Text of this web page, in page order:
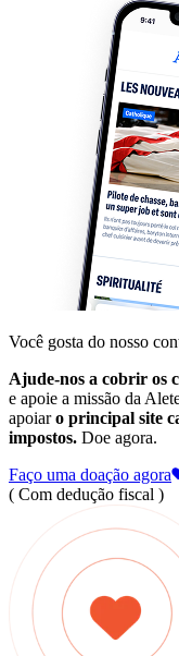
Você gosta do nosso
Ajude-nos a cobrir os
e apoie a missão da
apoiaro principal site
impostos. Doe agora.
Faço uma doação agora
( Com dedução fiscal )